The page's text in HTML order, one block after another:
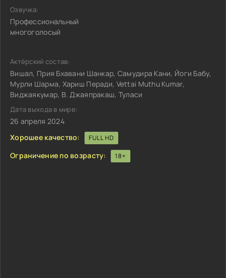
Озвучка:
Профессиональный
многоголосый
Актёрский состав:
Вишал, Прия Бхавани Шанкар, Самудира Кани, Йоги Бабу,
Мурли Шарма, Хариш Перади, Vettai Muthu Kumar,
Виджаякумар, В. Джаяпракаш, Туласи
Дата выхода в мире:
26 апреля 2024
Хорошее качество:
FULL HD
Ограничение по возрасту: 18+